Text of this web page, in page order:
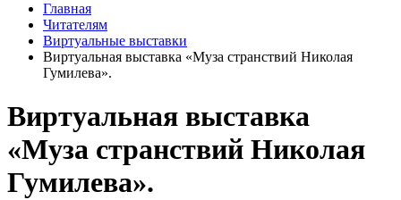
Главная
Читателям
Виртуальные выставки
Виртуальная выставка «Муза странствий Николая
Гумилева».
Виртуальная выставка
«Муза странствий Николая
Гумилева».